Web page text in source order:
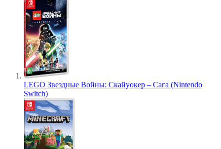
LEGO Звездные Войны: Скайуокер – Сага (Nintendo
Switch)